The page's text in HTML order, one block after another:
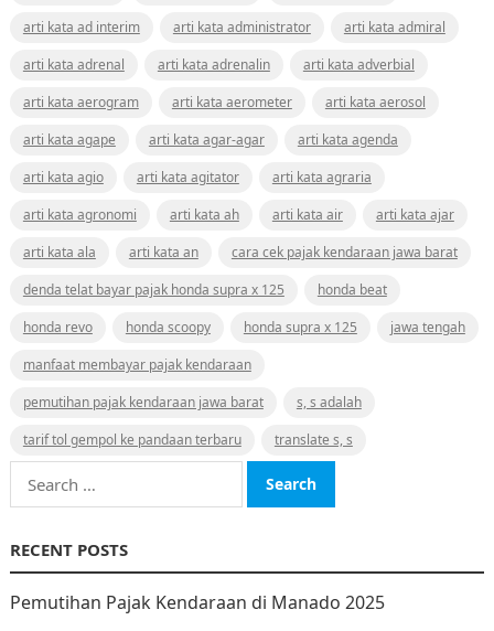
arti kata ad interim
arti kata administrator
arti kata admiral
arti kata adrenal
arti kata adrenalin
arti kata adverbial
arti kata aerogram
arti kata aerometer
arti kata aerosol
arti kata agape
arti kata agar-agar
arti kata agenda
arti kata agio
arti kata agitator
arti kata agraria
arti kata agronomi
arti kata ah arti kata air
arti kata ajar
arti kata ala
arti kata an
cara cek pajak kendaraan jawa barat
denda telat bayar pajak honda supra x 125
honda beat
honda revo
honda scoopy honda supra x 125
jawa tengah
manfaat membayar pajak kendaraan
pemutihan pajak kendaraan jawa barat
s, s adalah
tarif tol gempol ke pandaan terbaru
translate s, s
Search
for:
RECENT POSTS
Pemutihan Pajak Kendaraan di Manado 2025